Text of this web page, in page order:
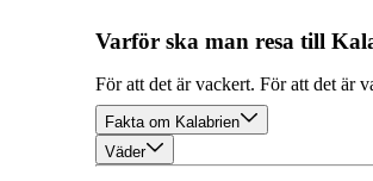
Varför ska man resa till
För att det är vackert. För att det är
Fakta om Kalabrien
Väder